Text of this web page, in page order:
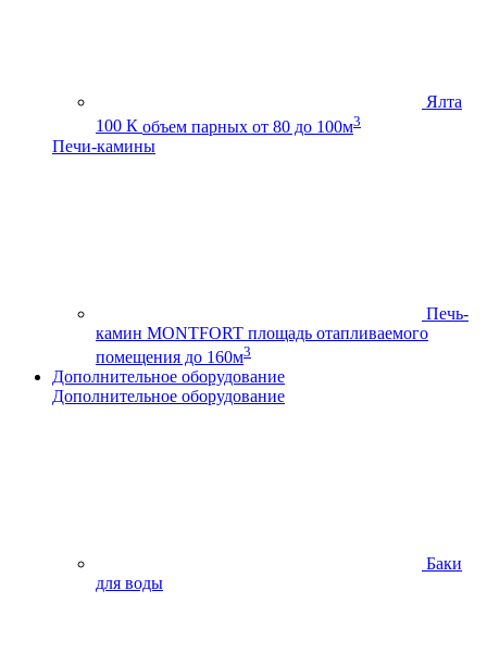
Ялта
100 К объем парных от 80 до 100м3
Печи-камины
Печь-
камин MONTFORT площадь отапливаемого
помещения до 160м3
Дополнительное оборудование
Дополнительное оборудование
Баки
для воды